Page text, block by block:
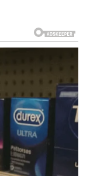
Ne zato
se rasipaš.
bez maski
Ako si u